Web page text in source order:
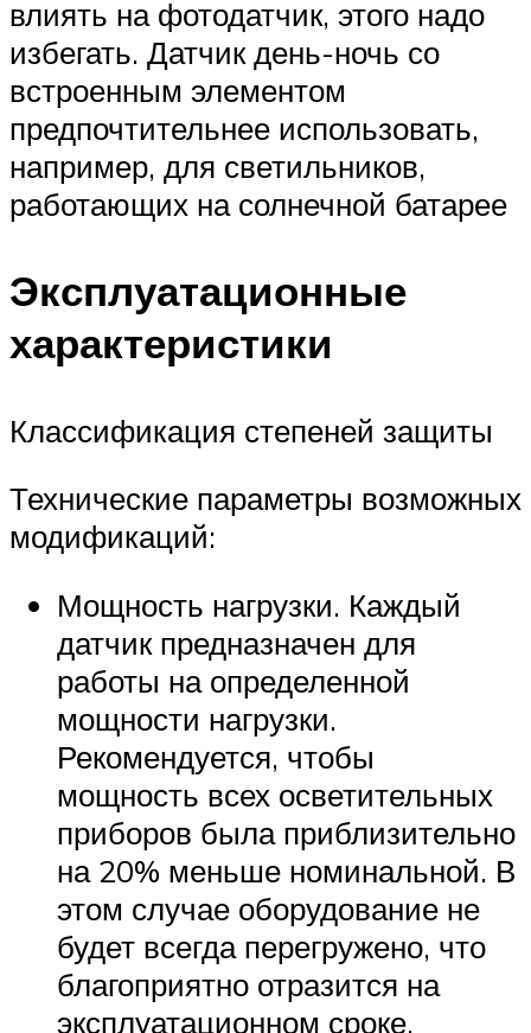
влиять на фотодатчик, этого надо
избегать. Датчик день-ночь со
встроенным элементом
предпочтительнее использовать,
например, для светильников,
работающих на солнечной батарее
Эксплуатационные
характеристики
Классификация степеней защиты
Технические параметры возможных
модификаций:
Мощность нагрузки. Каждый
датчик предназначен для
работы на определенной
мощности нагрузки.
Рекомендуется, чтобы
мощность всех осветительных
приборов была приблизительно
на 20% меньше номинальной. В
этом случае оборудование не
будет всегда перегружено, что
благоприятно отразится на
эксплуатационном сроке.